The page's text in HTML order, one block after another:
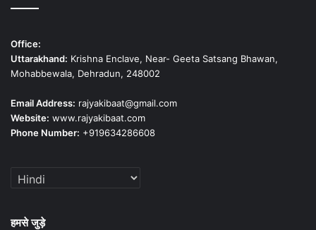
Office:
Uttarakhand: Krishna Enclave, Near- Geeta Satsang Bhawan,
Mohabbewala, Dehradun, 248002
Email Address: rajyakibaat@gmail.com
Website: www.rajyakibaat.com
Phone Number: +919634286608
हमसे जुड़े